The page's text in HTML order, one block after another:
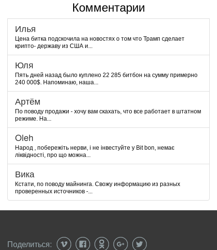
Комментарии
Илья
Цена битка подскочила на новостях о том что Трамп сделает
крипто- державу из США и...
Юля
Пять дней назад было куплено 22 285 битбон на сумму примерно
240 000$. Напоминаю, наша...
Артём
По поводу продажи - хочу вам скахать, что все работает в штатном
режиме. На...
Oleh
Народ , побережіть нерви, і не інвестуйте у Bit bon, немає
ліквідності, про що можна...
Вика
Кстати, по поводу майнинга. Свожу информацию из разных
проверенных источников -...
Поделиться: